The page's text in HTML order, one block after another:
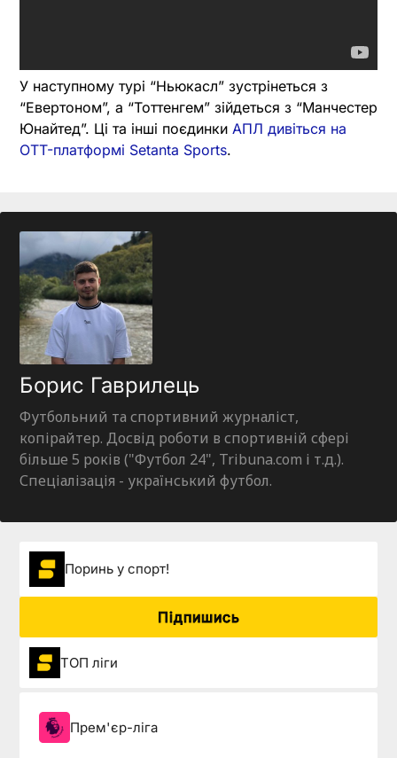
У наступному турі “Ньюкасл” зустрінеться з
“Евертоном”, а “Тоттенгем” зійдеться з “Манчестер
Юнайтед”. Ці та інші поєдинки АПЛ дивіться на
OTT-платформі Setanta Sports.
Борис Гаврилець
Футбольний та спортивний журналіст,
копірайтер. Досвід роботи в спортивній сфері
більше 5 років ("Футбол 24", Tribuna.com і т.д.).
Спеціалізація - український футбол.
Поринь у спорт!
Підпишись
ТОП ліги
Прем'єр-ліга